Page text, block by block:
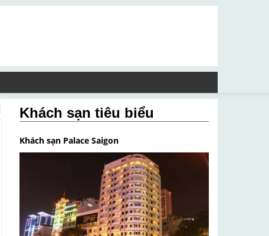
Khách sạn tiêu biểu
Khách sạn Palace Saigon